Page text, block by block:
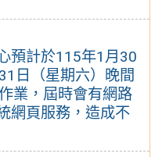
預計於115年1月30
日（星期六）晚間
業，屆時會有網路
網頁服務，造成不